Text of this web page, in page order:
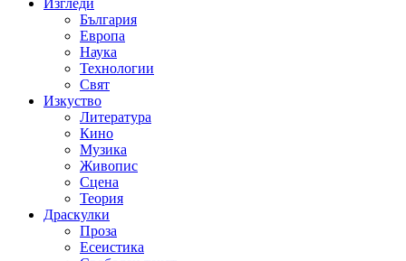
Изгледи
България
Европа
Наука
Технологии
Свят
Изкуство
Литература
Кино
Музика
Живопис
Сцена
Теория
Драскулки
Проза
Есеистика